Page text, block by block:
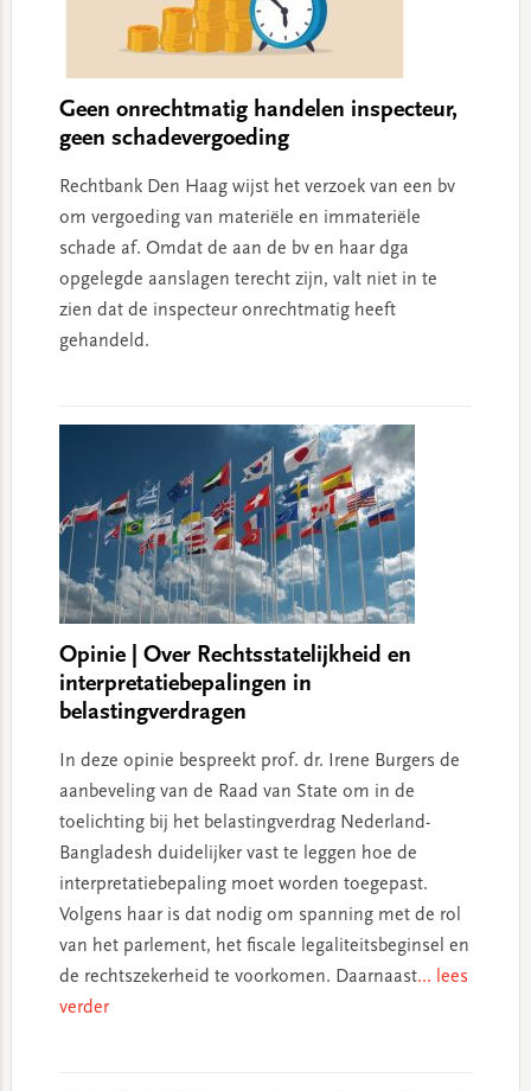
Geen onrechtmatig handelen inspecteur,
geen schadevergoeding
Rechtbank Den Haag wijst het verzoek van een bv
om vergoeding van materiële en immateriële
schade af. Omdat de aan de bv en haar dga
opgelegde aanslagen terecht zijn, valt niet in te
zien dat de inspecteur onrechtmatig heeft
gehandeld.
Opinie | Over Rechtsstatelijkheid en
interpretatiebepalingen in
belastingverdragen
In deze opinie bespreekt prof. dr. Irene Burgers de
aanbeveling van de Raad van State om in de
toelichting bij het belastingverdrag Nederland-
Bangladesh duidelijker vast te leggen hoe de
interpretatiebepaling moet worden toegepast.
Volgens haar is dat nodig om spanning met de rol
van het parlement, het fiscale legaliteitsbeginsel en
de rechtszekerheid te voorkomen. Daarnaast... lees
verder